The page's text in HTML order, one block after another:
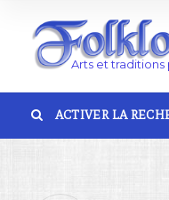
ACTIVER LA